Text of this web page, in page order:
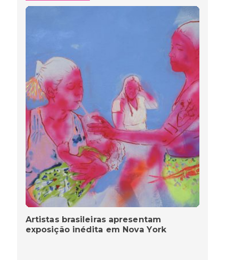
Artistas brasileiras apresentam
exposição inédita em Nova York